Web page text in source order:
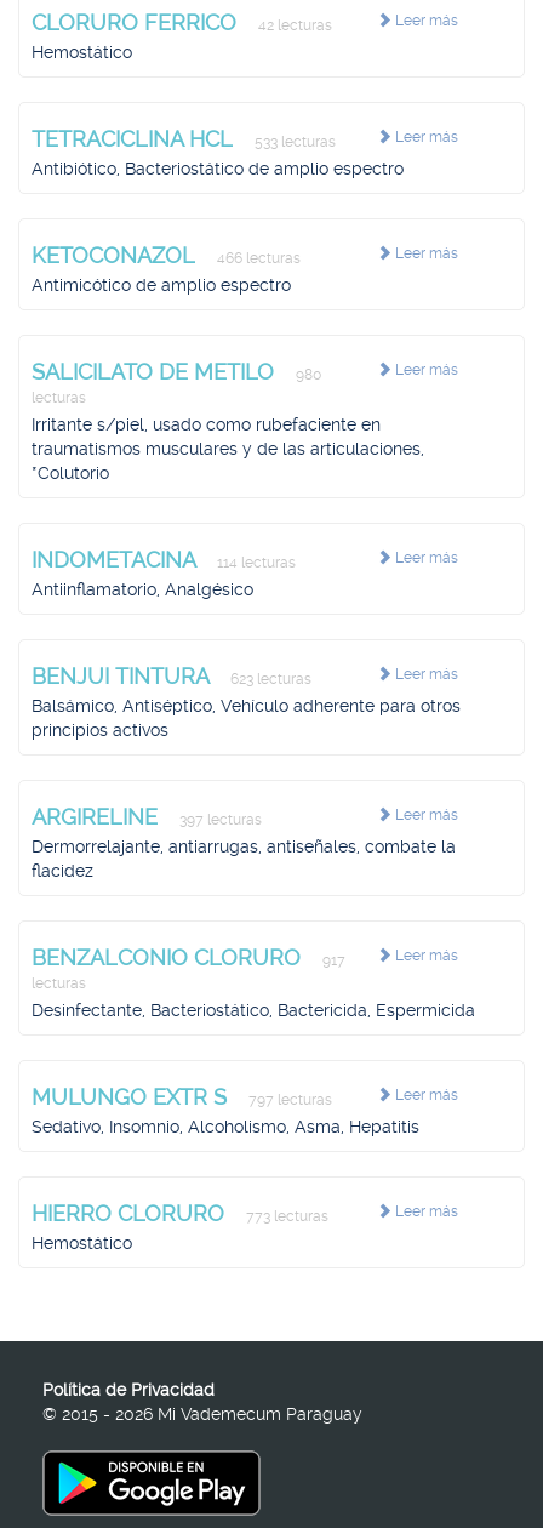
Leer más
CLORURO FERRICO 42 lecturas
Hemostático
Leer más
TETRACICLINA HCL 533 lecturas
Antibiótico, Bacteriostático de amplio espectro
Leer más
KETOCONAZOL 466 lecturas
Antimicótico de amplio espectro
Leer más
SALICILATO DE METILO
980
lecturas
Irritante s/piel, usado como rubefaciente en
traumatismos musculares y de las articulaciones,
*Colutorio
Leer más
INDOMETACINA 114 lecturas
Antiinflamatorio, Analgésico
Leer más
BENJUI TINTURA 623 lecturas
Balsámico, Antiséptico, Vehículo adherente para otros
principios activos
Leer más
ARGIRELINE 397 lecturas
Dermorrelajante, antiarrugas, antiseñales, combate la
flacidez
Leer más
BENZALCONIO CLORURO
917
lecturas
Desinfectante, Bacteriostático, Bactericida, Espermicida
Leer más
MULUNGO EXTR S 797 lecturas
Sedativo, Insomnio, Alcoholismo, Asma, Hepatitis
Leer más
HIERRO CLORURO 773 lecturas
Hemostático
Política de Privacidad
© 2015 - 2026 Mi Vademecum Paraguay